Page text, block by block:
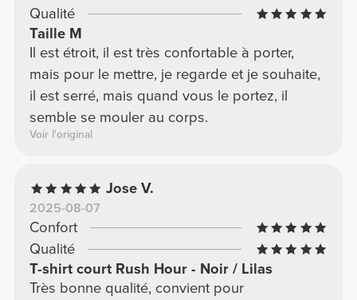
Qualité
Taille M
Il est étroit, il est très confortable à porter,
mais pour le mettre, je regarde et je souhaite,
il est serré, mais quand vous le portez, il
semble se mouler au corps.
Voir l'original
Jose V.
2025-08-07
Confort
Qualité
T-shirt court Rush Hour - Noir / Lilas
Très bonne qualité, convient pour